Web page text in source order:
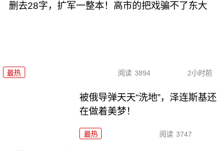
删去28字，扩军一整本！高市的把戏骗不了东大
最热 阅读 3894 2小时前
被俄导弹天天“洗地”，泽连斯基还
在做着美梦！
最热 阅读 3747